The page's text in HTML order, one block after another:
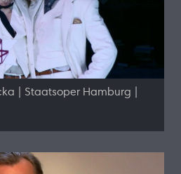
| Staatsoper Hamburg |